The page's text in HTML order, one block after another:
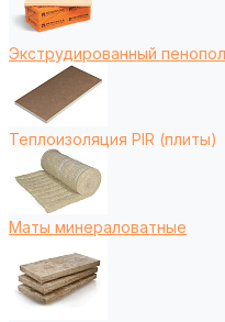
Экструдированный
Теплоизоляция PIR (плиты)
Маты минераловатные